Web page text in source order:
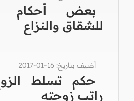
بعض أحكام
للشقاق والنزاع
أضيف بتاريخ: 16-01-2017
حكم تسلط
راتب زوجته